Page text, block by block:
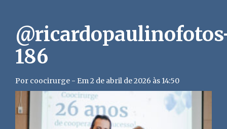
186
Por coocirurge - Em 2 de abril de 2026 às 14:50